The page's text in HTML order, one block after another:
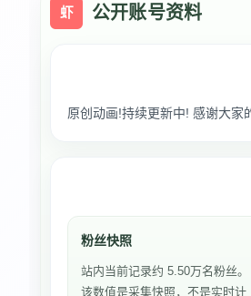
虾 公开账号资料
原创动画!持续更新中! 感谢大家
粉丝快照
站内当前记录约 5.50万名粉丝。
该数值是采集快照，不是实时计